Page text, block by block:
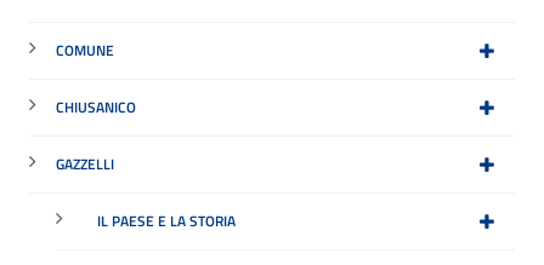
COMUNE
CHIUSANICO
GAZZELLI
IL PAESE E LA STORIA